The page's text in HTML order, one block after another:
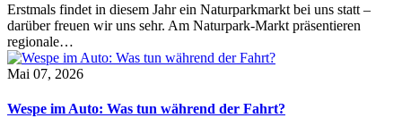
Erstmals findet in diesem Jahr ein Naturparkmarkt bei uns statt –
darüber freuen wir uns sehr. Am Naturpark-Markt präsentieren
regionale…
Mai 07, 2026
Wespe im Auto: Was tun während der Fahrt?